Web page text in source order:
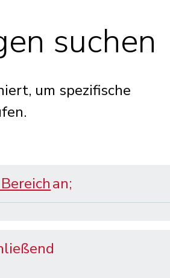
suchen
um spezifische
an;